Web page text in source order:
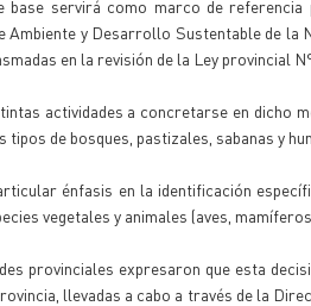
base servirá como marco de
Ambiente y Desarrollo Sustentable de la
en la revisión de la Ley provincial
actividades a concretarse en dicho
tipos de bosques, pastizales, sabanas y
énfasis en la identificación
vegetales y animales (aves,
provinciales expresaron que esta
llevadas a cabo a través de la